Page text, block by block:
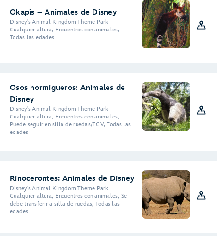
Okapis – Animales de Disney
Disney's Animal Kingdom Theme Park
Cualquier altura, Encuentros con animales,
Todas las edades
Osos hormigueros: Animales de
Disney
Disney's Animal Kingdom Theme Park
Cualquier altura, Encuentros con animales,
Puede seguir en silla de ruedas/ECV, Todas las
edades
Rinocerontes: Animales de Disney
Disney's Animal Kingdom Theme Park
Cualquier altura, Encuentros con animales, Se
debe transferir a silla de ruedas, Todas las
edades